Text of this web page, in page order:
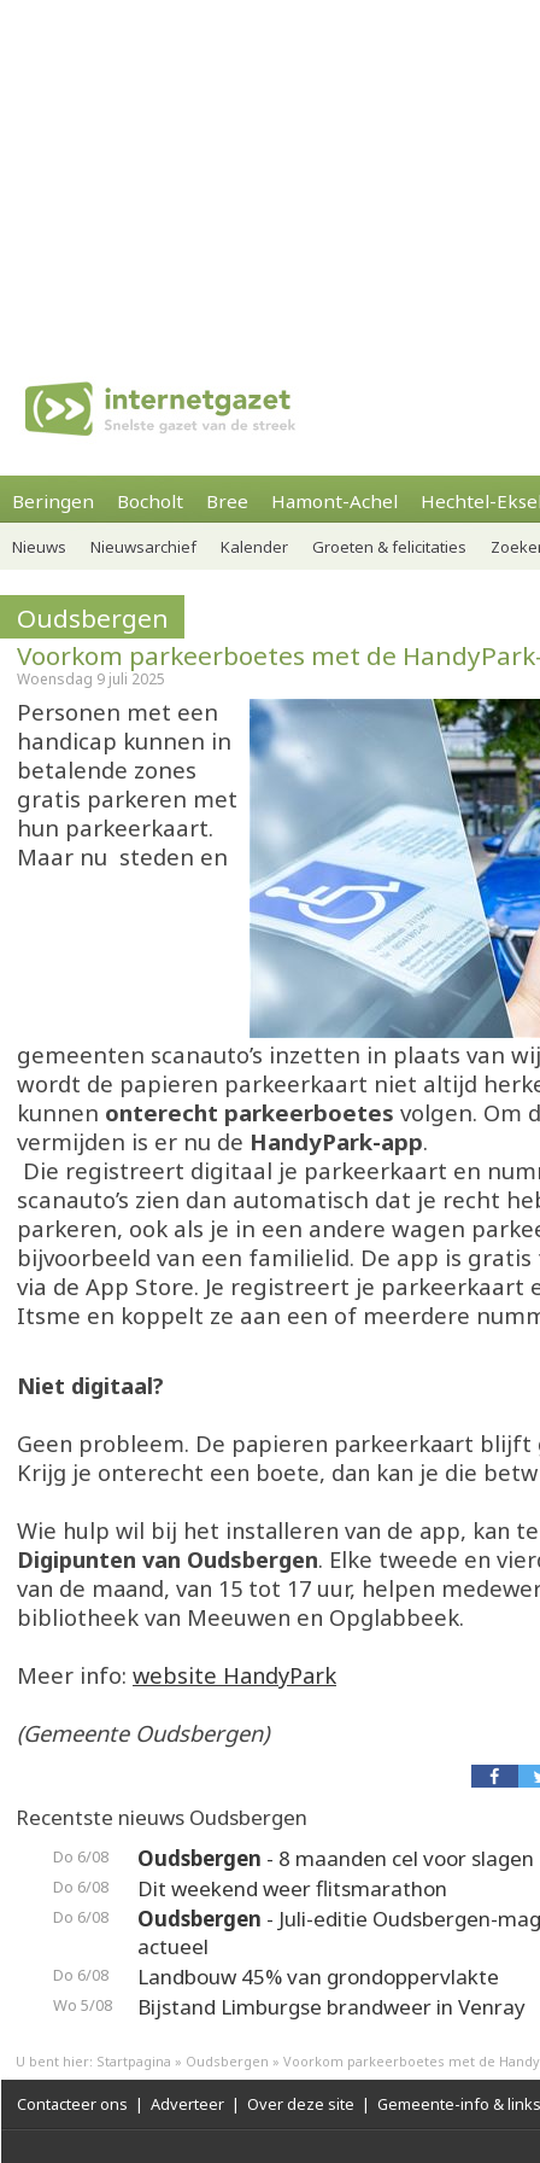
Beringen Bocholt Bree Hamont-Achel Hechtel-
Nieuws Nieuwsarchief Kalender Groeten & felicitaties
Oudsbergen
Voorkom parkeerboetes met de
Woensdag 9 juli 2025
Personen met een
handicap kunnen in
betalende zones
gratis parkeren met
hun parkeerkaart.
Maar nu steden en
gemeenten scanauto’s inzetten in plaats van
wordt de papieren parkeerkaart niet altijd
kunnen onterecht parkeerboetes volgen. Om
vermijden is er nu de HandyPark-app.
Die registreert digitaal je parkeerkaart en
scanauto’s zien dan automatisch dat je recht
parkeren, ook als je in een andere wagen
bijvoorbeeld van een familielid. De app is
via de App Store. Je registreert je parkeerkaart
Itsme en koppelt ze aan een of meerdere
Niet digitaal?
Geen probleem. De papieren parkeerkaart
Krijg je onterecht een boete, dan kan je die
Wie hulp wil bij het installeren van de app, kan
Digipunten van Oudsbergen. Elke tweede en
van de maand, van 15 tot 17 uur, helpen
bibliotheek van Meeuwen en Opglabbeek.
Meer info: website HandyPark
(Gemeente Oudsbergen)
Recentste nieuws Oudsbergen
Do 6/08 Oudsbergen - 8 maanden cel voor
Do 6/08 Dit weekend weer flitsmarathon
Do 6/08 Oudsbergen - Juli-editie Oudsbergen-
actueel
Do 6/08 Landbouw 45% van grondoppervlakte
Wo 5/08 Bijstand Limburgse brandweer in Venray
U bent hier: Startpagina » Oudsbergen » Voorkom parkeerboetes met de
Contacteer ons | Adverteer | Over deze site | Gemeente-info & links